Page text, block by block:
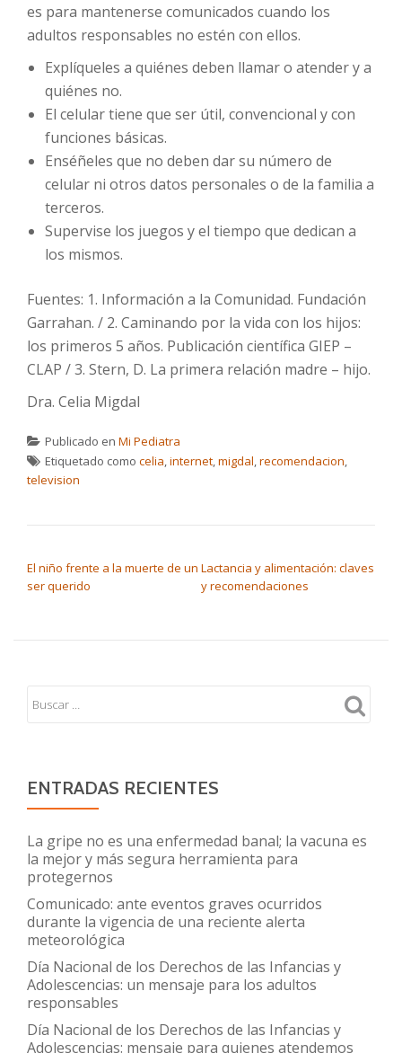
es para mantenerse comunicados cuando los
adultos responsables no estén con ellos.
Explíqueles a quiénes deben llamar o atender y a
quiénes no.
El celular tiene que ser útil, convencional y con
funciones básicas.
Enséñeles que no deben dar su número de
celular ni otros datos personales o de la familia a
terceros.
Supervise los juegos y el tiempo que dedican a
los mismos.
Fuentes: 1. Información a la Comunidad. Fundación
Garrahan. / 2. Caminando por la vida con los hijos:
los primeros 5 años. Publicación científica GIEP –
CLAP / 3. Stern, D. La primera relación madre – hijo.
Dra. Celia Migdal
Publicado en Mi Pediatra
Etiquetado como celia,internet,migdal,recomendacion,
television
El niño frente a la muerte de un
ser querido
Lactancia y alimentación: claves
y recomendaciones
ENTRADAS RECIENTES
La gripe no es una enfermedad banal; la vacuna es
la mejor y más segura herramienta para
protegernos
Comunicado: ante eventos graves ocurridos
durante la vigencia de una reciente alerta
meteorológica
Día Nacional de los Derechos de las Infancias y
Adolescencias: un mensaje para los adultos
responsables
Día Nacional de los Derechos de las Infancias y
Adolescencias: mensaje para quienes atendemos